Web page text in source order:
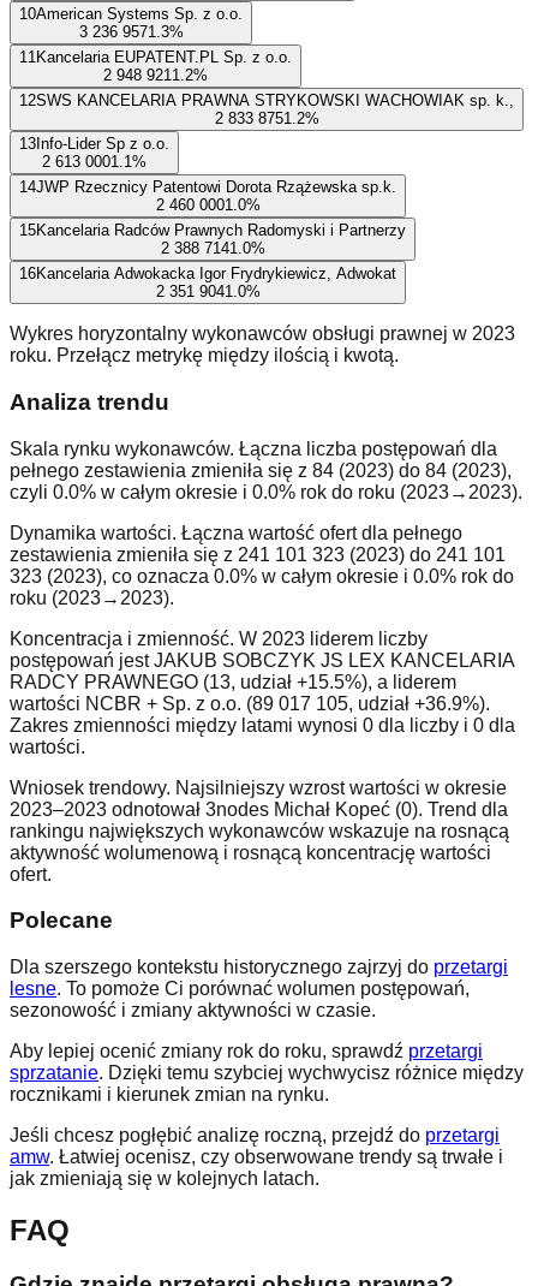
10American Systems Sp. z o.o.
3 236 9571.3%
11Kancelaria EUPATENT.PL Sp. z o.o.
2 948 9211.2%
12SWS KANCELARIA PRAWNA STRYKOWSKI WACHOWIAK sp. k.,
2 833 8751.2%
13 Info-Lider Sp z o.o.
2 613 0001.1%
14JWP Rzecznicy Patentowi Dorota Rzążewska sp.k.
2 460 0001.0%
15Kancelaria Radców Prawnych Radomyski i Partnerzy
2 388 7141.0%
16Kancelaria Adwokacka Igor Frydrykiewicz, Adwokat
2 351 9041.0%
Wykres horyzontalny wykonawców obsługi prawnej w 2023
roku. Przełącz metrykę między ilością i kwotą.
Analiza trendu
Skala rynku wykonawców. Łączna liczba postępowań dla
pełnego zestawienia zmieniła się z 84 (2023) do 84 (2023),
czyli 0.0% w całym okresie i 0.0% rok do roku (2023→2023).
Dynamika wartości. Łączna wartość ofert dla pełnego
zestawienia zmieniła się z 241 101 323 (2023) do 241 101
323 (2023), co oznacza 0.0% w całym okresie i 0.0% rok do
roku (2023→2023).
Koncentracja i zmienność. W 2023 liderem liczby
postępowań jest JAKUB SOBCZYK JS LEX KANCELARIA
RADCY PRAWNEGO (13, udział +15.5%), a liderem
wartości NCBR + Sp. z o.o. (89 017 105, udział +36.9%).
Zakres zmienności między latami wynosi 0 dla liczby i 0 dla
wartości.
Wniosek trendowy. Najsilniejszy wzrost wartości w okresie
2023–2023 odnotował 3nodes Michał Kopeć (0). Trend dla
rankingu największych wykonawców wskazuje na rosnącą
aktywność wolumenową i rosnącą koncentrację wartości
ofert.
Polecane
Dla szerszego kontekstu historycznego zajrzyj do przetargi
lesne. To pomoże Ci porównać wolumen postępowań,
sezonowość i zmiany aktywności w czasie.
Aby lepiej ocenić zmiany rok do roku, sprawdź przetargi
sprzatanie. Dzięki temu szybciej wychwycisz różnice między
rocznikami i kierunek zmian na rynku.
Jeśli chcesz pogłębić analizę roczną, przejdź do przetargi
amw. Łatwiej ocenisz, czy obserwowane trendy są trwałe i
jak zmieniają się w kolejnych latach.
FAQ